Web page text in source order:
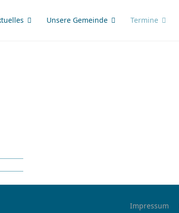
Unsere Gemeinde Termine
Impressum